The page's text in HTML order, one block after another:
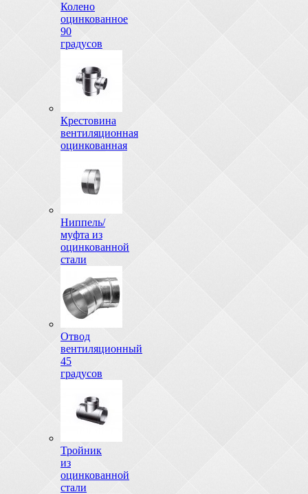
Колено
оцинкованное
90
градусов
Крестовина
вентиляционная
оцинкованная
Ниппель/
муфта из
оцинкованной
стали
Отвод
вентиляционный
45
градусов
Тройник
из
оцинкованной
стали